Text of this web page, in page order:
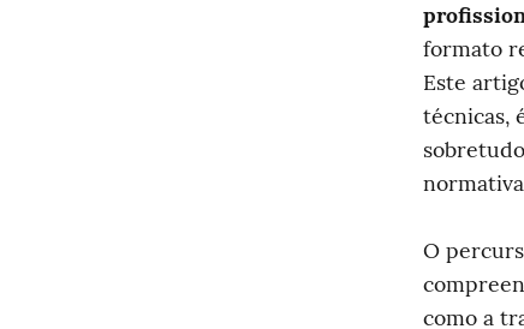
formato
Este
técnicas,
O
como a